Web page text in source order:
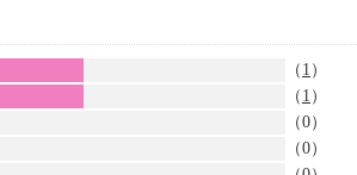
（ 1 ）
（ 1 ）
（0）
（0）